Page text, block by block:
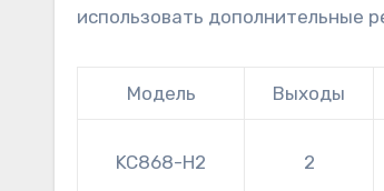
использовать дополнительные
Модель Выходы
KC868-H2 2